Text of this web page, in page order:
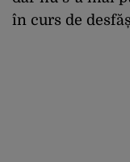
în curs de